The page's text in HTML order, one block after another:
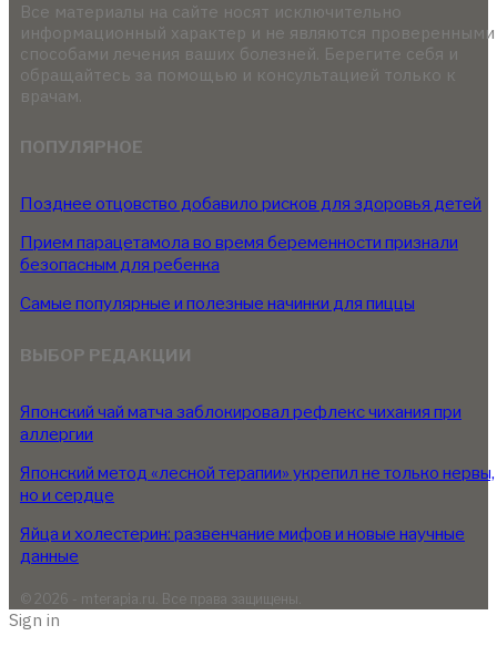
Все материалы на сайте носят исключительно
информационный характер и не являются проверенными
способами лечения ваших болезней. Берегите себя и
обращайтесь за помощью и консультацией только к
врачам.
ПОПУЛЯРНОЕ
Позднее отцовство добавило рисков для здоровья детей
Прием парацетамола во время беременности признали
безопасным для ребенка
Самые популярные и полезные начинки для пиццы
ВЫБОР РЕДАКЦИИ
Японский чай матча заблокировал рефлекс чихания при
аллергии
Японский метод «лесной терапии» укрепил не только нервы,
но и сердце
Яйца и холестерин: развенчание мифов и новые научные
данные
© 2026 - mterapia.ru. Все права защищены.
Sign in